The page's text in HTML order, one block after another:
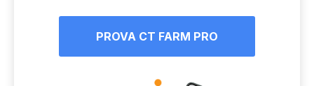
PROVA CT FARM PRO